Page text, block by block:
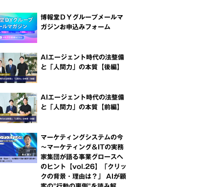
博報堂ＤＹグループメールマ
ガジンお申込みフォーム
AIエージェント時代の法整備
と「人間力」の本質【後編】
AIエージェント時代の法整備
と「人間力」の本質【前編】
マーケティングシステムの今
～マーケティング＆ITの実務
家集団が語る事業グロースへ
のヒント【vol.26】「クリッ
クの背景・理由は？」 AIが顧